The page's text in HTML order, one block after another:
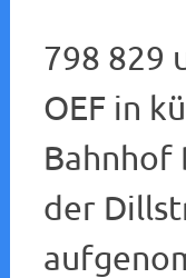
798 829
OEF in
Bahnhof
der